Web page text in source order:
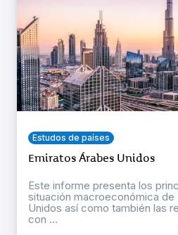
Estudos de países
Emiratos Árabes Unidos
Este informe presenta los
situación macroeconómica de
Unidos así como también las
con ...